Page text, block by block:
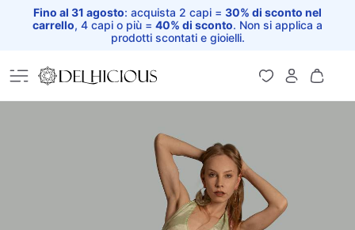
Fino al 31 agosto: acquista 2 capi = 30% di sconto nel
carrello, 4 capi o più = 40% di sconto. Non si applica a
prodotti scontati e gioielli.
Home